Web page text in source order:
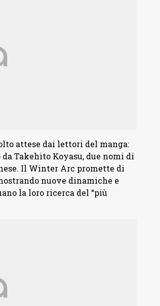
attese dai lettori del manga:
Takehito Koyasu, due nomi di
Il Winter Arc promette di
nuove dinamiche e
la loro ricerca del “più